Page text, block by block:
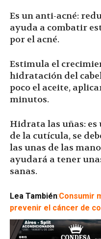
Es un anti-acné:
ayuda a combatir
por el acné.
Estimula el
hidratación del
poco el aceite,
minutos.
Hidrata las uñas:
de la cutícula, se
las unas de las
ayudará a tener
sanas.
Lea También:Consumir
prevenir el cáncer de